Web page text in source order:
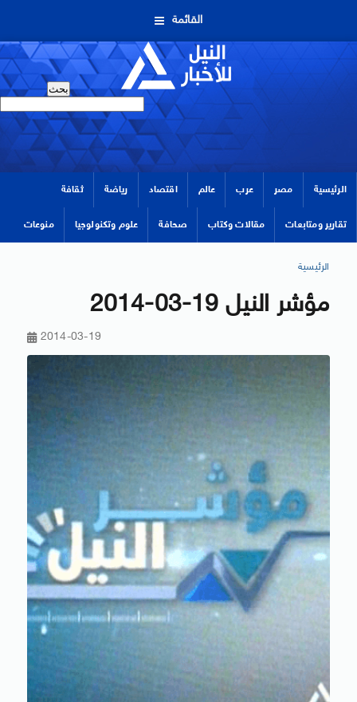
القائمة
الرئيسية مصر عرب عالم اقتصاد رياضة ثقافة
تقارير ومتابعات مقالات وكتاب صحافة علوم وتكنولوجيا منوعات
الرئيسية
مؤشر النيل 19-03-2014
2014-03-19